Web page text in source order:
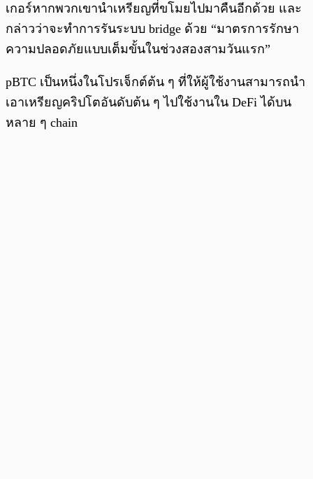
เกอร์หากพวกเขานำเหรียญที่ขโมยไปมาคืนอีกด้วย และ
กล่าวว่าจะทำการรันระบบ bridge ด้วย “มาตรการรักษา
ความปลอดภัยแบบเต็มขั้นในช่วงสองสามวันแรก”
pBTC เป็นหนึ่งในโปรเจ็กต์ต้น ๆ ที่ให้ผู้ใช้งานสามารถนำ
เอาเหรียญคริปโตอันดับต้น ๆ ไปใช้งานใน DeFi ได้บน
หลาย ๆ chain